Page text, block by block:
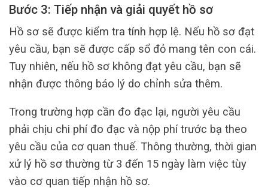
Bước 3: Tiếp nhận và giải quyết hồ sơ
Hồ sơ sẽ được kiểm tra tính hợp lệ. Nếu hồ sơ đạt
yêu cầu, bạn sẽ được cấp sổ đỏ mang tên con cái.
Tuy nhiên, nếu hồ sơ không đạt yêu cầu, bạn sẽ
nhận được thông báo lý do chỉnh sửa thêm.
Trong trường hợp cần đo đạc lại, người yêu cầu
phải chịu chi phí đo đạc và nộp phí trước bạ theo
yêu cầu của cơ quan thuế. Thông thường, thời gian
xử lý hồ sơ thường từ 3 đến 15 ngày làm việc tùy
vào cơ quan tiếp nhận hồ sơ.